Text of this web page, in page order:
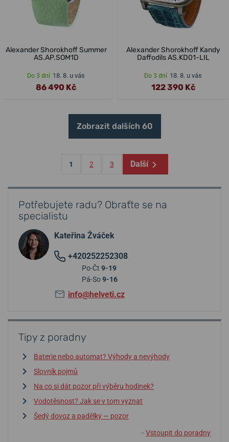
Alexander Shorokhoff Summer
AS.AP.SOM1D
Do 3 dní 18. 8. u vás
86 490 Kč
Alexander Shorokhoff Kandy
Daffodils AS.KD01-LIL
Do 3 dní 18. 8. u vás
122 390 Kč
Zobrazit dalších 60
1 2 3 Další
Potřebujete radu? Obraťte se na
specialistu
Kateřina Žváček
+420252252308
Po-Čt 9-19
Pá-So9-16
info@helveti.cz
Tipy z poradny
Baterie nebo automat? Výhody a nevýhody
Slovník pojmů
Na co si dát pozor při výběru hodinek?
Vodotěsnost? Jak se v tom vyznat
Šedý dovoz a padělky — pozor
↓ Vstoupit do poradny